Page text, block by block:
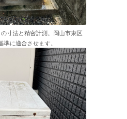
寸法と精密計測。岡山市東区
準に適合させます。